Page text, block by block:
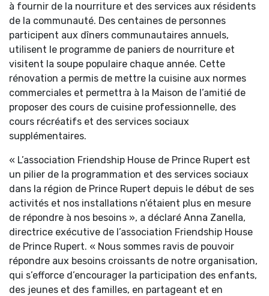
à fournir de la nourriture et des services aux résidents
de la communauté. Des centaines de personnes
participent aux dîners communautaires annuels,
utilisent le programme de paniers de nourriture et
visitent la soupe populaire chaque année. Cette
rénovation a permis de mettre la cuisine aux normes
commerciales et permettra à la Maison de l’amitié de
proposer des cours de cuisine professionnelle, des
cours récréatifs et des services sociaux
supplémentaires.
« L’association Friendship House de Prince Rupert est
un pilier de la programmation et des services sociaux
dans la région de Prince Rupert depuis le début de ses
activités et nos installations n’étaient plus en mesure
de répondre à nos besoins », a déclaré Anna Zanella,
directrice exécutive de l’association Friendship House
de Prince Rupert. « Nous sommes ravis de pouvoir
répondre aux besoins croissants de notre organisation,
qui s’efforce d’encourager la participation des enfants,
des jeunes et des familles, en partageant et en